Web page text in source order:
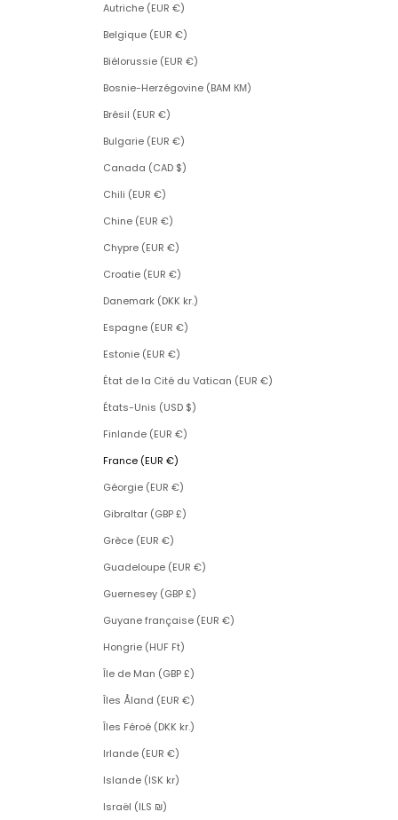
Autriche (EUR €)
Belgique (EUR €)
Biélorussie (EUR €)
Bosnie-Herzégovine (BAM КМ)
Brésil (EUR €)
Bulgarie (EUR €)
Canada (CAD $)
Chili (EUR €)
Chine (EUR €)
Chypre (EUR €)
Croatie (EUR €)
Danemark (DKK kr.)
Espagne (EUR €)
Estonie (EUR €)
État de la Cité du Vatican (EUR €)
États-Unis (USD $)
Finlande (EUR €)
France (EUR €)
Géorgie (EUR €)
Gibraltar (GBP £)
Grèce (EUR €)
Guadeloupe (EUR €)
Guernesey (GBP £)
Guyane française (EUR €)
Hongrie (HUF Ft)
Île de Man (GBP £)
Îles Åland (EUR €)
Îles Féroé (DKK kr.)
Irlande (EUR €)
Islande (ISK kr)
Israël (ILS ₪)